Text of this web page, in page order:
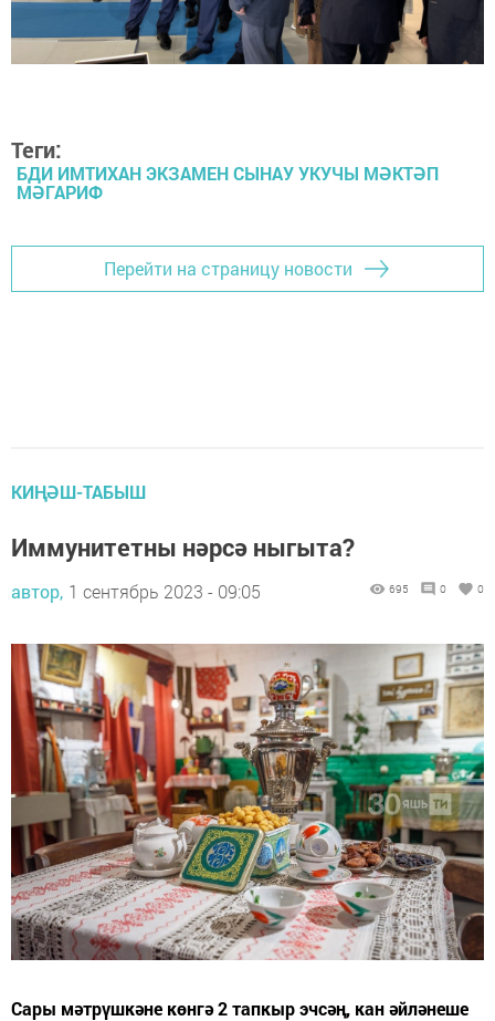
Теги:
БДИ ИМТИХАН ЭКЗАМЕН СЫНАУ УКУЧЫ МӘКТӘП
МӘГАРИФ
Перейти на страницу новости
КИҢӘШ-ТАБЫШ
Иммунитетны нәрсә ныгыта?
автор, 1 сентябрь 2023 - 09:05 695 0 0
Сары мәтрүшкәне көнгә 2 тапкыр эчсәң, кан әйләнеше